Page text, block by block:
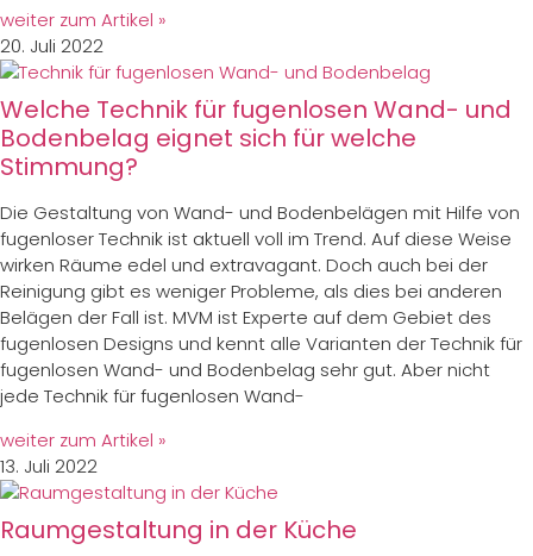
weiter zum Artikel »
20. Juli 2022
Welche Technik für fugenlosen Wand- und
Bodenbelag eignet sich für welche
Stimmung?
Die Gestaltung von Wand- und Bodenbelägen mit Hilfe von
fugenloser Technik ist aktuell voll im Trend. Auf diese Weise
wirken Räume edel und extravagant. Doch auch bei der
Reinigung gibt es weniger Probleme, als dies bei anderen
Belägen der Fall ist. MVM ist Experte auf dem Gebiet des
fugenlosen Designs und kennt alle Varianten der Technik für
fugenlosen Wand- und Bodenbelag sehr gut. Aber nicht
jede Technik für fugenlosen Wand-
weiter zum Artikel »
13. Juli 2022
Raumgestaltung in der Küche